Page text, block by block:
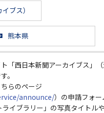
ブス）
熊本県
「西日本新聞アーカイブス」
。
らのページ
announce/）の申請フォ
イブラリー」の写真タイトル